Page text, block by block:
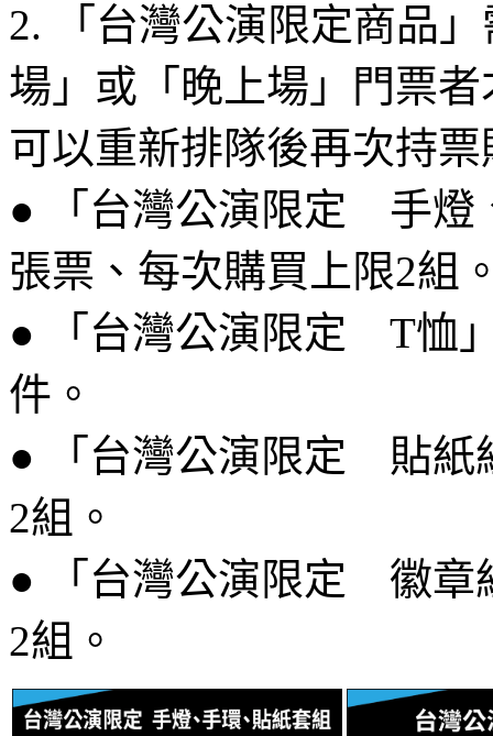
2. 「台灣公演限定商品
場」或「晚上場」門票
可以重新排隊後再次持票
● 「台灣公演限定 手燈
張票、每次購買上限2組
● 「台灣公演限定 T恤
件。
● 「台灣公演限定 貼紙
2組。
● 「台灣公演限定 徽章
2組。